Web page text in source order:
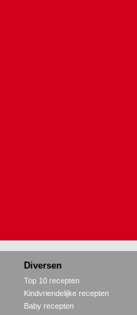
Diversen
Top 10 recepten
Kindvriendelijke recepten
Baby recepten